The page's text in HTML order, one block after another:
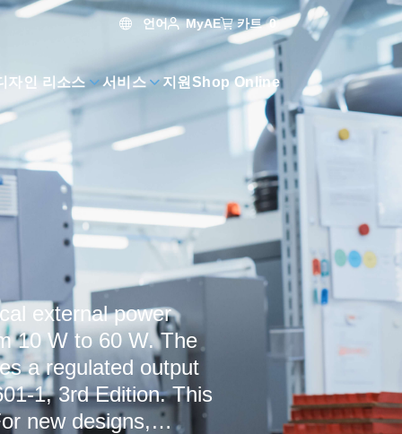
언어 MyAE 카트 0
자인 리소스 서비스 지원 Shop Online
external power
10 W to 60 W. The
a regulated output
1, 3rd Edition. This
new designs,